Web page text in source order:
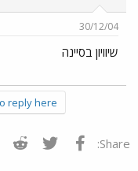
ש
א
ר
30/12/04
שיוויון בסיינה
reply here.
Share: פייסבוק Twitter